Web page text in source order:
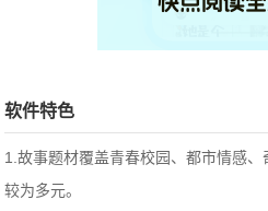
软件特色
1.故事题材覆盖青春校园、都市情感
较为多元。